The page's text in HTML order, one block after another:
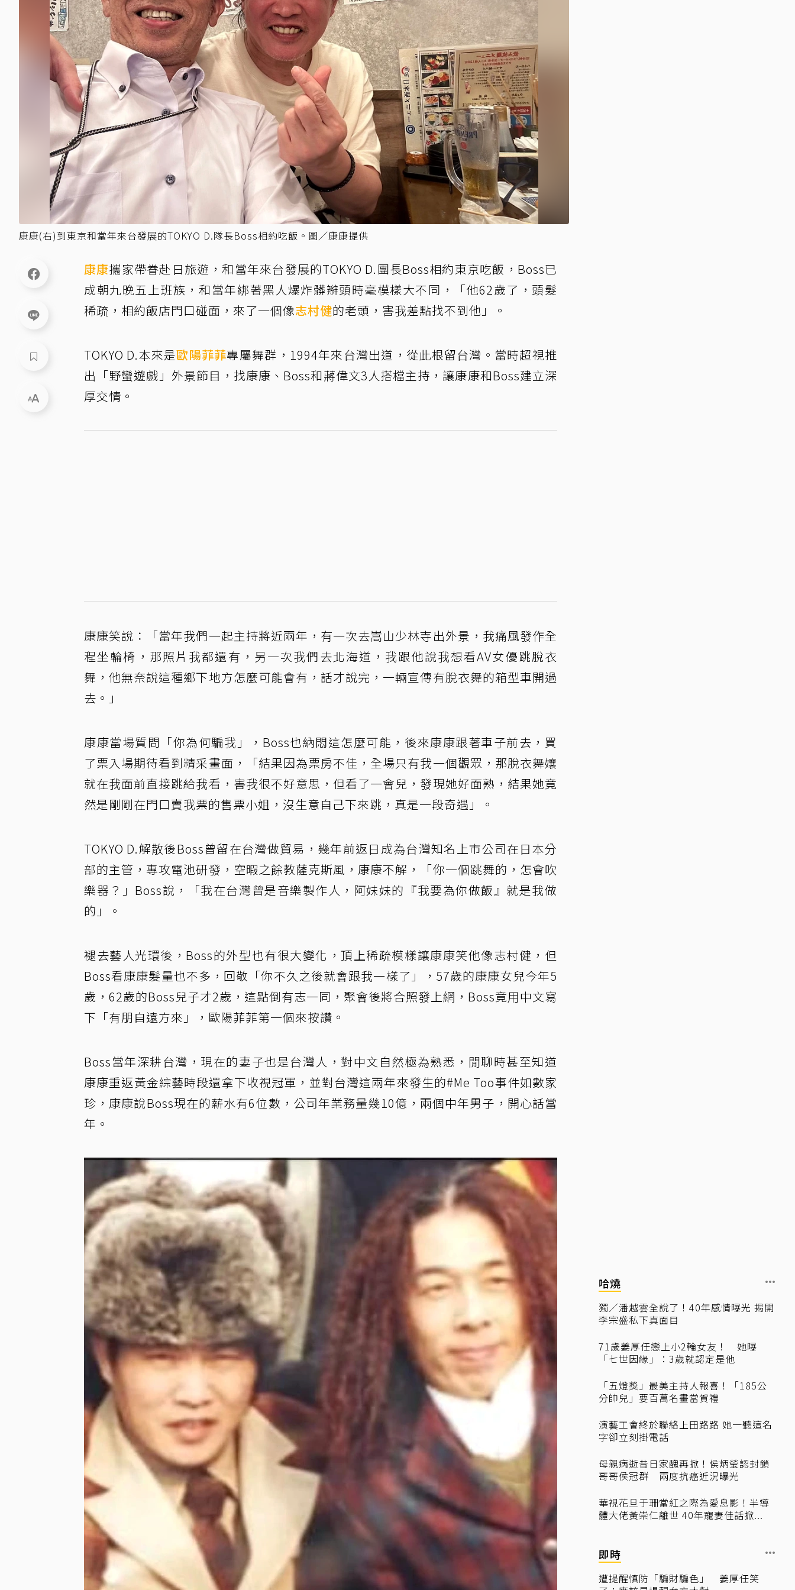
康康(右)到東京和當年來台發展的TOKYO D.隊長Boss相約吃飯。圖／康康提供
康康攜家帶眷赴日旅遊，和當年來台發展的TOKYO D.團長Boss相約東京吃飯，Boss已
成朝九晚五上班族，和當年綁著黑人爆炸髒辮頭時毫模樣大不同，「他62歲了，頭髮
稀疏，相約飯店門口碰面，來了一個像志村健的老頭，害我差點找不到他」。
TOKYO D.本來是歐陽菲菲專屬舞群，1994年來台灣出道，從此根留台灣。當時超視推
出「野蠻遊戲」外景節目，找康康、Boss和蔣偉文3人搭檔主持，讓康康和Boss建立深
厚交情。
康康笑說：「當年我們一起主持將近兩年，有一次去嵩山少林寺出外景，我痛風發作全
程坐輪椅，那照片我都還有，另一次我們去北海道，我跟他說我想看AV女優跳脫衣
舞，他無奈說這種鄉下地方怎麼可能會有，話才說完，一輛宣傳有脫衣舞的箱型車開過
去。」
康康當場質問「你為何騙我」，Boss也納悶這怎麼可能，後來康康跟著車子前去，買
了票入場期待看到精采畫面，「結果因為票房不佳，全場只有我一個觀眾，那脫衣舞孃
就在我面前直接跳給我看，害我很不好意思，但看了一會兒，發現她好面熟，結果她竟
然是剛剛在門口賣我票的售票小姐，沒生意自己下來跳，真是一段奇遇」。
TOKYO D.解散後Boss曾留在台灣做貿易，幾年前返日成為台灣知名上市公司在日本分
部的主管，專攻電池研發，空暇之餘教薩克斯風，康康不解，「你一個跳舞的，怎會吹
樂器？」Boss說，「我在台灣曾是音樂製作人，阿妹妹的『我要為你做飯』就是我做
的」。
褪去藝人光環後，Boss的外型也有很大變化，頂上稀疏模樣讓康康笑他像志村健，但
Boss看康康髮量也不多，回敬「你不久之後就會跟我一樣了」，57歲的康康女兒今年5
歲，62歲的Boss兒子才2歲，這點倒有志一同，聚會後將合照發上網，Boss竟用中文寫
下「有朋自遠方來」，歐陽菲菲第一個來按讚。
Boss當年深耕台灣，現在的妻子也是台灣人，對中文自然極為熟悉，閒聊時甚至知道
康康重返黃金綜藝時段還拿下收視冠軍，並對台灣這兩年來發生的#Me Too事件如數家
珍，康康說Boss現在的薪水有6位數，公司年業務量幾10億，兩個中年男子，開心話當
年。
哈燒
獨／潘越雲全說了！40年感情曝光 揭開
李宗盛私下真面目
71歲姜厚任戀上小2輪女友！ 她曝
「七世因緣」：3歲就認定是他
「五燈獎」最美主持人報喜！「185公
分帥兒」要百萬名畫當賀禮
演藝工會終於聯絡上田路路 她一聽這名
字卻立刻掛電話
母親病逝昔日家醜再掀！侯炳瑩認封鎖
哥哥侯冠群 兩度抗癌近況曝光
華視花旦于珊當紅之際為愛息影！半導
體大佬黃崇仁離世 40年寵妻佳話掀...
即時
遭提醒慎防「騙財騙色」 姜厚任笑